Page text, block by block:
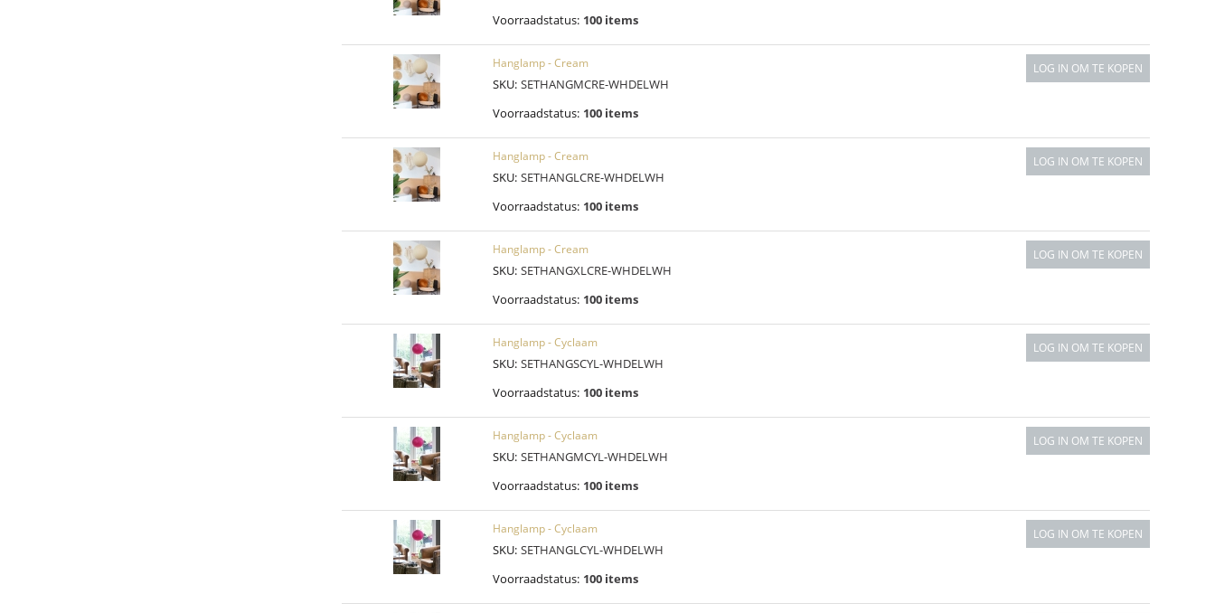
Voorraadstatus: 100 items
Hanglamp - Cream
SKU: SETHANGMCRE-WHDELWH
Voorraadstatus: 100 items
LOG IN OM TE KOPEN
Hanglamp - Cream
SKU: SETHANGLCRE-WHDELWH
Voorraadstatus: 100 items
LOG IN OM TE KOPEN
Hanglamp - Cream
SKU: SETHANGXLCRE-WHDELWH
Voorraadstatus: 100 items
LOG IN OM TE KOPEN
Hanglamp - Cyclaam
SKU: SETHANGSCYL-WHDELWH
Voorraadstatus: 100 items
LOG IN OM TE KOPEN
Hanglamp - Cyclaam
SKU: SETHANGMCYL-WHDELWH
Voorraadstatus: 100 items
LOG IN OM TE KOPEN
Hanglamp - Cyclaam
SKU: SETHANGLCYL-WHDELWH
Voorraadstatus: 100 items
LOG IN OM TE KOPEN